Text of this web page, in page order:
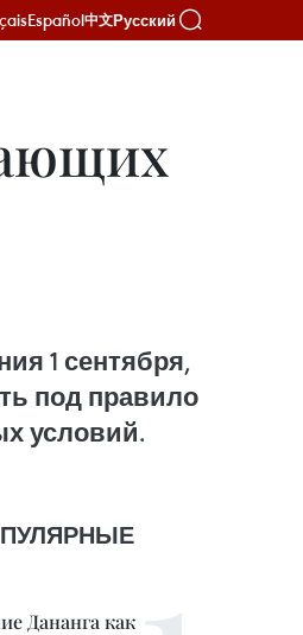
Español中文Русский
1 сентября,
под правило
условий.
Дананга как